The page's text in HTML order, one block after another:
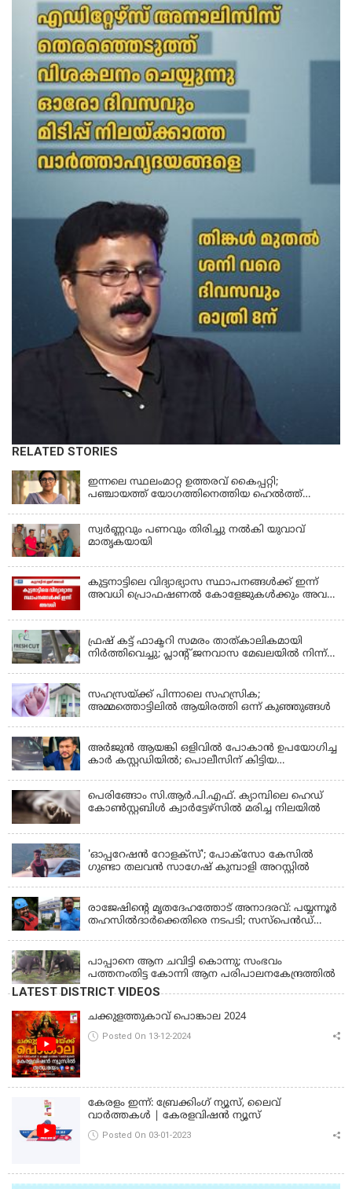
RELATED STORIES
KERALA
ഇന്നലെ സ്ഥലംമാറ്റ ഉത്തരവ് കൈപ്പറ്റി;
പഞ്ചായത്ത് യോഗത്തിനെത്തിയ ഹെല്‍ത്ത്
സ്വർണ്ണവും പണവും തിരിച്ചു നൽകി യുവാവ്
മാതൃകയായി
കുട്ടനാട്ടിലെ വിദ്യാഭ്യാസ സ്ഥാപനങ്ങൾക്ക് ഇന്ന്
അവധി പ്രൊഫഷണൽ കോളേജുകൾക്കും അവധി
ഫ്രഷ് കട്ട് ഫാക്ടറി സമരം താത്കാലികമായി
നിർത്തിവെച്ചു; പ്ലാൻ്റ് ജനവാസ മേഖലയിൽ നിന്ന്
സഹസ്രയ്ക്ക് പിന്നാലെ സഹസ്രിക;
അമ്മത്തൊട്ടിലില്‍ ആയിരത്തി ഒന്ന് കുഞ്ഞുങ്ങള്‍
അർജുൻ ആയങ്കി ഒളിവിൽ പോകാൻ ഉപയോഗിച്ച
കാർ കസ്റ്റഡിയിൽ; പൊലീസിന് കിട്ടിയ
പെരിങ്ങോം സി.ആർ.പി.എഫ്. ക്യാമ്പിലെ ഹെഡ്
കോൺസ്റ്റബിൾ ക്വാർട്ടേഴ്സിൽ മരിച്ച നിലയിൽ
'ഓപ്പറേഷൻ റോളക്സ്'; പോക്സോ കേസിൽ
ഗുണ്ടാ തലവൻ സാഗേഷ് കുമ്പാളി അറസ്റ്റിൽ
രാജേഷിന്റെ മൃതദേഹത്തോട് അനാദരവ്: പയ്യന്നൂർ
തഹസിൽദാർക്കെതിരെ നടപടി; സസ്പെൻഡ്
പാപ്പാനെ ആന ചവിട്ടി കൊന്നു; സംഭവം
പത്തനംതിട്ട കോന്നി ആന പരിപാലനകേന്ദ്രത്തിൽ
LATEST DISTRICT VIDEOS
ചക്കുളത്തുകാവ് പൊങ്കാല 2024
Posted On 13-12-2024
കേരളം ഇന്ന്: ബ്രേക്കിംഗ് ന്യൂസ്, ലൈവ്
വാർത്തകൾ | കേരളവിഷൻ ന്യൂസ്
Posted On 03-01-2023